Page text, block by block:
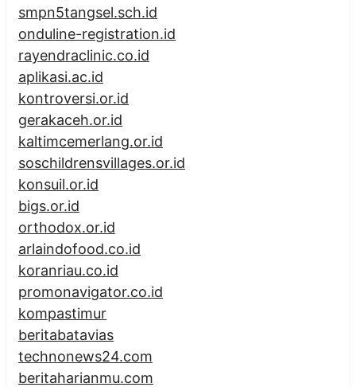
smpn5tangsel.sch.id
onduline-registration.id
rayendraclinic.co.id
aplikasi.ac.id
kontroversi.or.id
gerakaceh.or.id
kaltimcemerlang.or.id
soschildrensvillages.or.id
konsuil.or.id
bigs.or.id
orthodox.or.id
arlaindofood.co.id
koranriau.co.id
promonavigator.co.id
kompastimur
beritabatavias
technonews24.com
beritaharianmu.com